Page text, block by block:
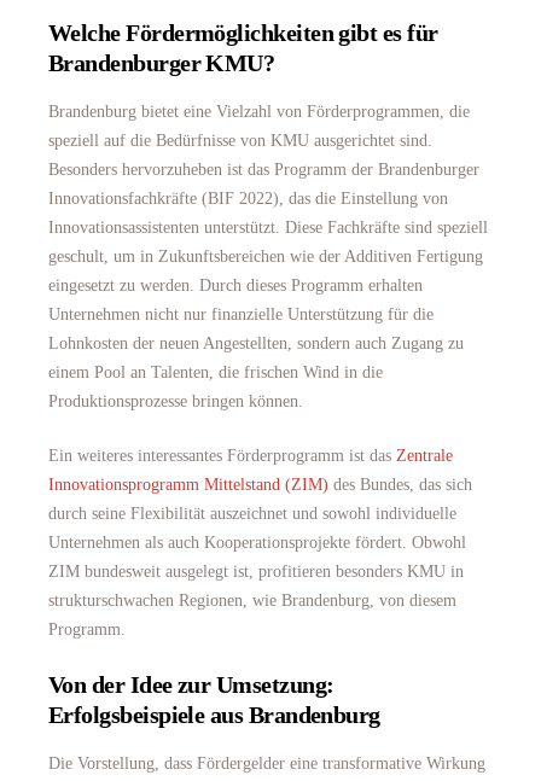
Welche Fördermöglichkeiten gibt es für
Brandenburger KMU?
Brandenburg bietet eine Vielzahl von Förderprogrammen, die
speziell auf die Bedürfnisse von KMU ausgerichtet sind.
Besonders hervorzuheben ist das Programm der Brandenburger
Innovationsfachkräfte (BIF 2022), das die Einstellung von
Innovationsassistenten unterstützt. Diese Fachkräfte sind speziell
geschult, um in Zukunftsbereichen wie der Additiven Fertigung
eingesetzt zu werden. Durch dieses Programm erhalten
Unternehmen nicht nur finanzielle Unterstützung für die
Lohnkosten der neuen Angestellten, sondern auch Zugang zu
einem Pool an Talenten, die frischen Wind in die
Produktionsprozesse bringen können.
Ein weiteres interessantes Förderprogramm ist das Zentrale
Innovationsprogramm Mittelstand (ZIM) des Bundes, das sich
durch seine Flexibilität auszeichnet und sowohl individuelle
Unternehmen als auch Kooperationsprojekte fördert. Obwohl
ZIM bundesweit ausgelegt ist, profitieren besonders KMU in
strukturschwachen Regionen, wie Brandenburg, von diesem
Programm.
Von der Idee zur Umsetzung:
Erfolgsbeispiele aus Brandenburg
Die Vorstellung, dass Fördergelder eine transformative Wirkung